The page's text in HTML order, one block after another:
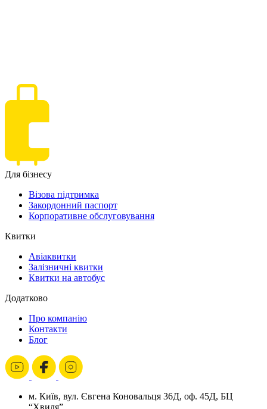
Для бізнесу
Візова підтримка
Закордонний паспорт
Корпоративне обслуговування
Квитки
Авіаквитки
Залізничні квитки
Квитки на автобус
Додатково
Про компанію
Контакти
Блог
м. Київ, вул. Євгена Коновальця 36Д, оф. 45Д, БЦ
“Хвиля”